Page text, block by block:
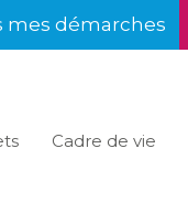
mes démarches
Cadre de vie